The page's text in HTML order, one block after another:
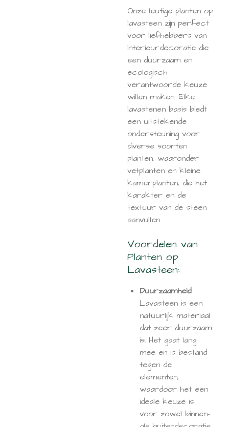
Onze leutige planten op
lavasteen zijn perfect
voor liefhebbers van
interieurdecoratie die
een duurzaam en
ecologisch
verantwoorde keuze
willen maken. Elke
lavastenen basis biedt
een uitstekende
ondersteuning voor
diverse soorten
planten, waaronder
vetplanten en kleine
kamerplanten, die het
karakter en de
textuur van de steen
aanvullen.
Voordelen van
Planten op
Lavasteen:
Duurzaamheid:
Lavasteen is een
natuurlijk materiaal
dat zeer duurzaam
is. Het gaat lang
mee en is bestand
tegen de
elementen,
waardoor het een
ideale keuze is
voor zowel binnen-